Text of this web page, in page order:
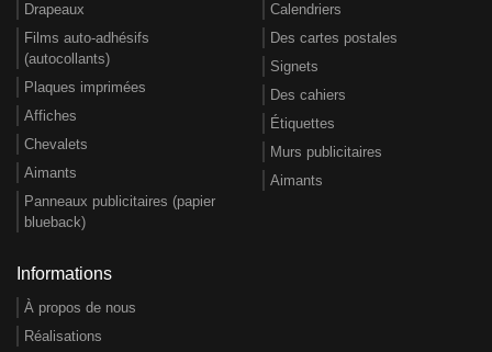
Drapeaux
Films auto-adhésifs
(autocollants)
Plaques imprimées
Affiches
Chevalets
Aimants
Panneaux publicitaires (papier
blueback)
Calendriers
Des cartes postales
Signets
Des cahiers
Étiquettes
Murs publicitaires
Aimants
Informations
À propos de nous
Réalisations